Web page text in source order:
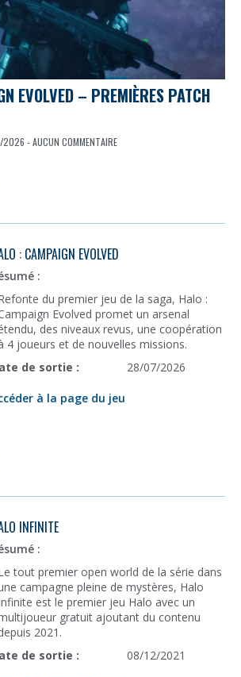
EVOLVED – PREMIÈRES PATCH
- AUCUN COMMENTAIRE
: CAMPAIGN EVOLVED
:
du premier jeu de la saga, Halo :
Evolved promet un arsenal
des niveaux revus, une coopération
4 joueurs et de nouvelles missions.
de sortie :
28/07/2026
à la page du jeu
INFINITE
:
tout premier open world de la série dans
campagne pleine de mystères, Halo
est le premier jeu Halo avec un
gratuit ajoutant du contenu
2021.
de sortie :
08/12/2021